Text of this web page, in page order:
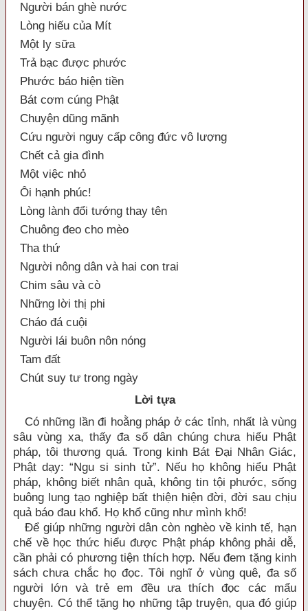
Người bán ghè nước
Lòng hiếu của Mít
Một ly sữa
Trả bạc được phước
Phước báo hiện tiền
Bát cơm cúng Phật
Chuyện dũng mãnh
Cứu người nguy cấp công đức vô lượng
Chết cả gia đình
Một việc nhỏ
Ôi hạnh phúc!
Lòng lành đổi tướng thay tên
Chuông đeo cho mèo
Tha thứ
Người nông dân và hai con trai
Chim sâu và cò
Những lời thị phi
Cháo đá cuội
Người lái buôn nôn nóng
Tam đất
Chút suy tư trong ngày
Lời tựa
Có những lần đi hoằng pháp ở các tỉnh, nhất là vùng
sâu vùng xa, thấy đa số dân chúng chưa hiểu Phật
pháp, tôi thương quá. Trong kinh Bát Đại Nhân Giác,
Phật dạy: “Ngu si sinh tử”. Nếu họ không hiểu Phật
pháp, không biết nhân quả, không tin tội phước, sống
buông lung tạo nghiệp bất thiện hiện đời, đời sau chịu
quả báo đau khổ. Họ khổ cũng như mình khổ!
Để giúp những người dân còn nghèo về kinh tế, hạn
chế về học thức hiểu được Phật pháp không phải dễ,
cần phải có phương tiện thích hợp. Nếu đem tặng kinh
sách chưa chắc họ đọc. Tôi nghĩ ở vùng quê, đa số
người lớn và trẻ em đều ưa thích đọc các mẩu
chuyện. Có thể tặng họ những tập truyện, qua đó giúp